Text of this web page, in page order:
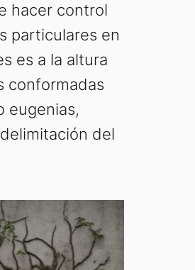
hacer control
particulares en
es a la altura
conformadas
eugenias,
del